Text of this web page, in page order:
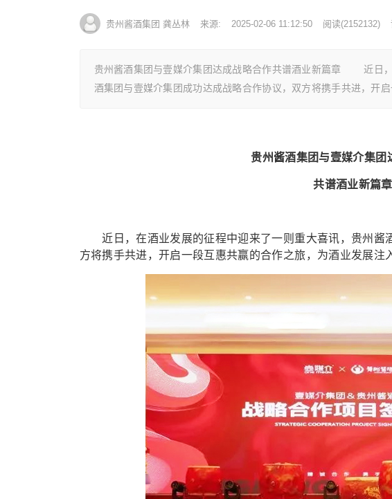
贵州酱酒集团 龚丛林 来源: 2025-02-06 11:12:50 阅读(2152132)
贵州酱酒集团与壹媒介集团达成战略合作共谱酒业新篇章 近日，
酒集团与壹媒介集团成功达成战略合作协议，双方将携手共进，开启
贵州酱酒集团与壹媒介集团
共谱酒业新篇章
近日，在酒业发展的征程中迎来了一则重大喜讯，贵州酱
方将携手共进，开启一段互惠共赢的合作之旅，为酒业发展注